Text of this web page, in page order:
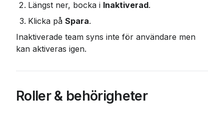
Längst ner, bocka i Inaktiverad.
Klicka på Spara.
Inaktiverade team syns inte för användare men
kan aktiveras igen.
Roller & behörigheter